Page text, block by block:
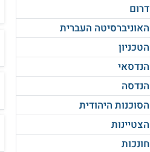
דרום
האוניברסיטה העברית
הטכניון
הנדסאי
הנדסה
הסוכנות היהודית
הצטיינות
חונכות